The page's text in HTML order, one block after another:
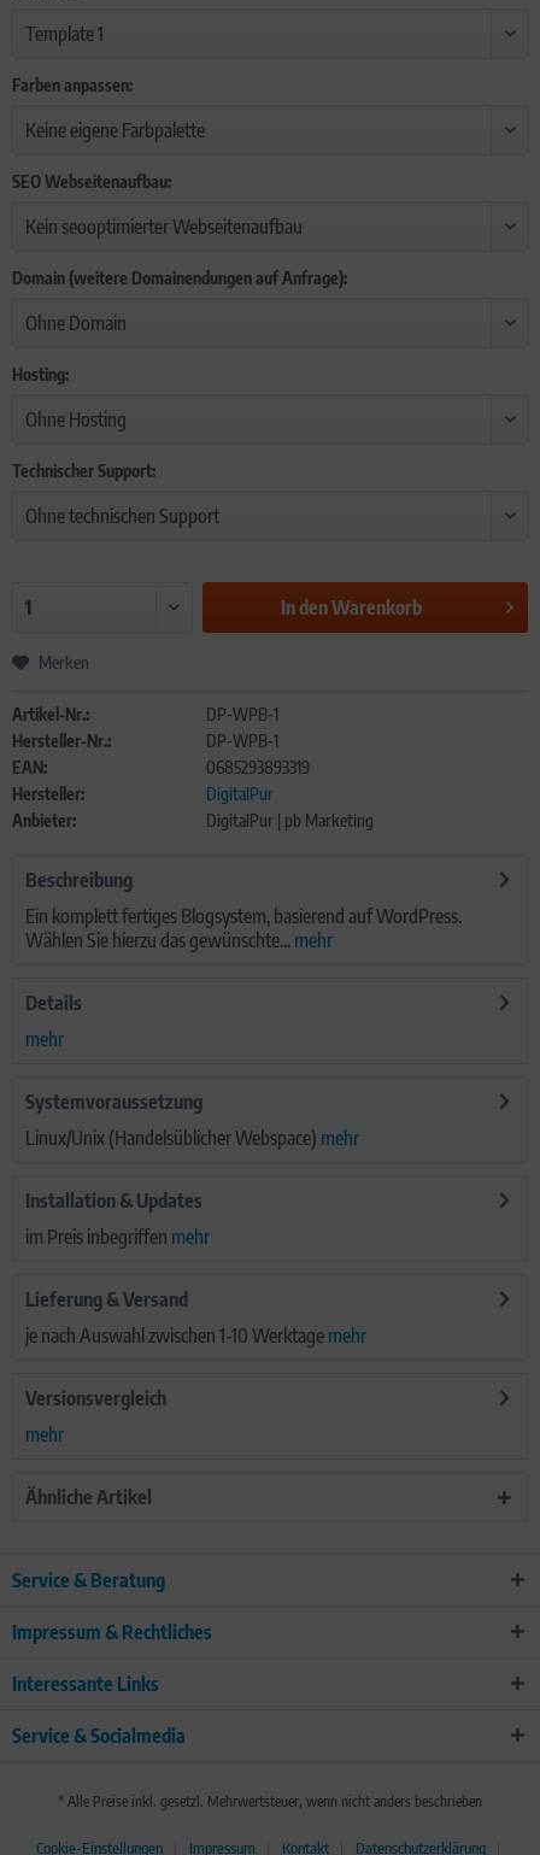
Farben anpassen:
SEO Webseitenaufbau:
Domain (weitere Domainendungen auf Anfrage):
Hosting:
Technischer Support:
In denWarenkorb
Merken
Artikel-Nr.:
DP-WPB-1
Hersteller-Nr.:
DP-WPB-1
EAN:
0685293893319
Hersteller:
DigitalPur
Anbieter:
DigitalPur | pb Marketing
Beschreibung
Ein komplett fertiges Blogsystem, basierend auf WordPress.
Wählen Sie hierzu das gewünschte... mehr
Details
mehr
Systemvoraussetzung
Linux/Unix (Handelsüblicher Webspace) mehr
Installation & Updates
im Preis inbegriffen mehr
Lieferung & Versand
je nach Auswahl zwischen 1-10 Werktage mehr
Versionsvergleich
mehr
Ähnliche Artikel
Service & Beratung
Impressum & Rechtliches
Interessante Links
Service & Socialmedia
* Alle Preise inkl. gesetzl. Mehrwertsteuer, wenn nicht anders beschrieben
Cookie-Einstellungen Impressum Kontakt Datenschutzerklärung